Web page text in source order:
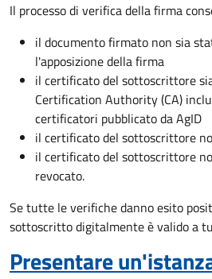
Il processo di verifica della firma
il documento firmato non sia
l'apposizione della firma
il certificato del sottoscrittore
Certification Authority (CA)
certificatori pubblicato da AgID
il certificato del sottoscrittore
il certificato del sottoscrittore
revocato.
Se tutte le verifiche danno esito
sottoscritto digitalmente è valido a
Presentare